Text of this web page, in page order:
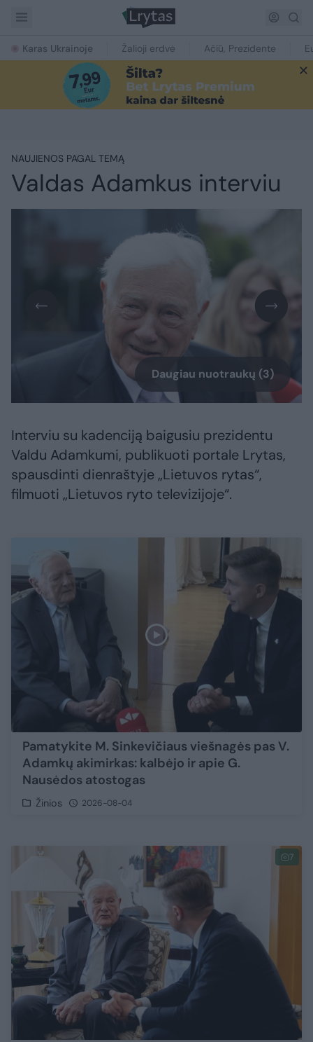
Karas Ukrainoje Žalioji erdvė Ačiū, Prezidente
NAUJIENOS PAGAL TEMĄ
Valdas Adamkus interviu
Daugiau nuotraukų (3)
Interviu su kadenciją baigusiu prezidentu
Valdu Adamkumi, publikuoti portale Lrytas,
spausdinti dienraštyje „Lietuvos rytas“,
filmuoti „Lietuvos ryto televizijoje“.
Pamatykite M. Sinkevičiaus viešnagės pas V.
Adamkų akimirkas: kalbėjo ir apie G.
Nausėdos atostogas
Žinios 2026-08-04
7